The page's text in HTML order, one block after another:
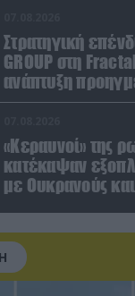
Στρατηγική
GROUP στη
ανάπτυξη
αμυντικών
«Κεραυνοί» της
κατέκαψαν
με Ουκρανούς